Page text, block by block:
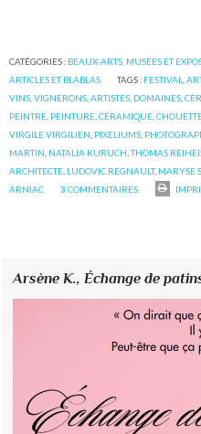
CATÉGORIES : BEAUX-ARTS, MUSÉES ET
ARTICLES ET BLABLAS
TAGS : FESTIVAL ,
VINS ,VIGNERONS ,ARTISTES DOMAINES ,
PEINTRE PEINTURE ,CÉRAMIQUE ,
VIRGILE VIRGILIEN PIXELIUMS
MARTIN NATALIA KURUCH ,THOMAS
ARCHITECTE LUDOVIC REGNAULT, MARYSE
ARNIAC
3 COMMENTAIRES
Arsène K.,Échange de